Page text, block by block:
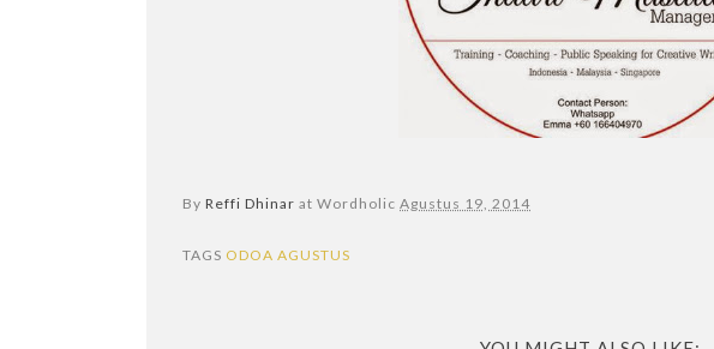
By Reffi Dhinar at Wordholic Agustus 19, 2014
TAGS ODOA AGUSTUS